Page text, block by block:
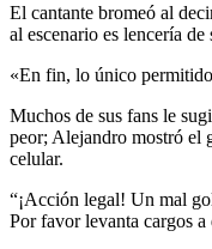
El cantante bromeó al
al escenario es lencería de
«En fin, lo único
Muchos de sus fans le
peor; Alejandro mostró el
celular.
“¡Acción legal! Un mal
Por favor levanta cargos a